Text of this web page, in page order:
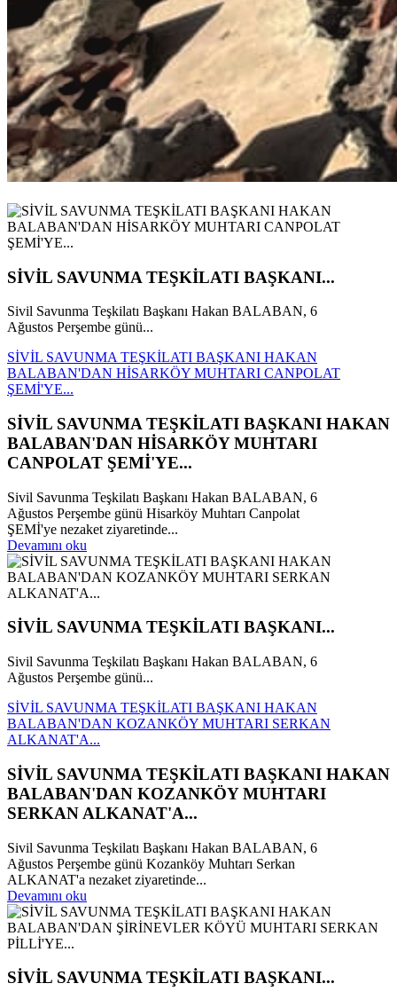
SİVİL SAVUNMA TEŞKİLATI BAŞKANI...
Sivil Savunma Teşkilatı Başkanı Hakan BALABAN, 6
Ağustos Perşembe günü...
SİVİL SAVUNMA TEŞKİLATI BAŞKANI HAKAN
BALABAN'DAN HİSARKÖY MUHTARI CANPOLAT
ŞEMİ'YE...
SİVİL SAVUNMA TEŞKİLATI BAŞKANI HAKAN
BALABAN'DAN HİSARKÖY MUHTARI
CANPOLAT ŞEMİ'YE...
Sivil Savunma Teşkilatı Başkanı Hakan BALABAN, 6
Ağustos Perşembe günü Hisarköy Muhtarı Canpolat
ŞEMİ'ye nezaket ziyaretinde...
Devamını oku
SİVİL SAVUNMA TEŞKİLATI BAŞKANI...
Sivil Savunma Teşkilatı Başkanı Hakan BALABAN, 6
Ağustos Perşembe günü...
SİVİL SAVUNMA TEŞKİLATI BAŞKANI HAKAN
BALABAN'DAN KOZANKÖY MUHTARI SERKAN
ALKANAT'A...
SİVİL SAVUNMA TEŞKİLATI BAŞKANI HAKAN
BALABAN'DAN KOZANKÖY MUHTARI
SERKAN ALKANAT'A...
Sivil Savunma Teşkilatı Başkanı Hakan BALABAN, 6
Ağustos Perşembe günü Kozanköy Muhtarı Serkan
ALKANAT'a nezaket ziyaretinde...
Devamını oku
SİVİL SAVUNMA TEŞKİLATI BAŞKANI...